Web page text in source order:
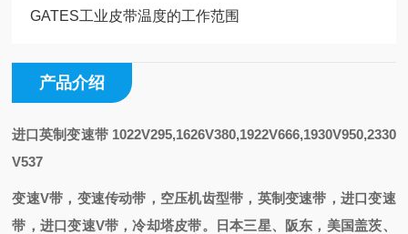
GATES工业皮带温度的工作范围
产品介绍
进口英制变速带 1022V295,1626V380,1922V666,1930V950,2330
V537
变速V带，变速传动带，空压机齿型带，英制变速带，进口变速
带，进口变速V带，冷却塔皮带。日本三星、阪东，美国盖茨、